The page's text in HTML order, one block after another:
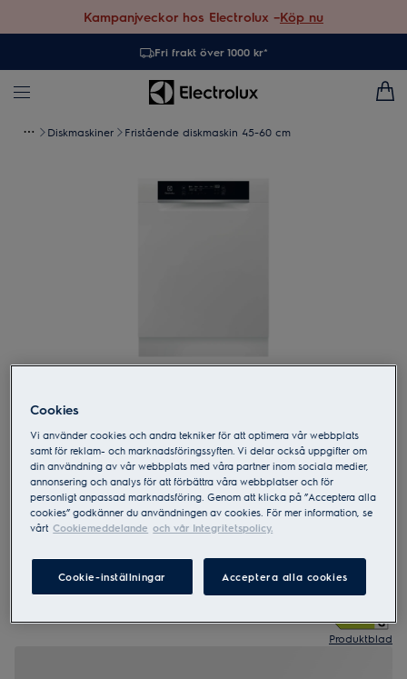
Kampanjveckor hos Electrolux –Köp nu
Fri frakt över 1000 kr*
Diskmaskiner Fristående diskmaskin 45-60 cm
ESG89410UW
700 GlassCare 60 cm
Produktblad
Cookies
Vi använder cookies och andra tekniker för att optimera vår webbplats
samt för reklam- och marknadsföringssyften. Vi delar också uppgifter om
din användning av vår webbplats med våra partner inom sociala medier,
annonsering och analys för att förbättra våra webbplatser och för
personligt anpassad marknadsföring. Genom att klicka på ”Acceptera alla
cookies” godkänner du användningen av cookies. För mer information, se
vårt Cookiemeddelande och vår Integritetspolicy.
Cookie-inställningar Acceptera alla cookies